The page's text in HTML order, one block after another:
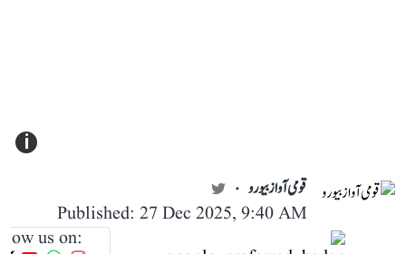
i
قومی آواز بیورو
Published: 27 Dec 2025, 9:40 AM
us on: